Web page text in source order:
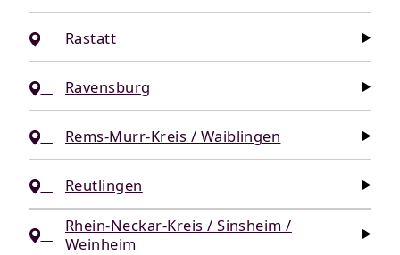
Rastatt
Ravensburg
Rems-Murr-Kreis / Waiblingen
Reutlingen
Rhein-Neckar-Kreis / Sinsheim /
Weinheim